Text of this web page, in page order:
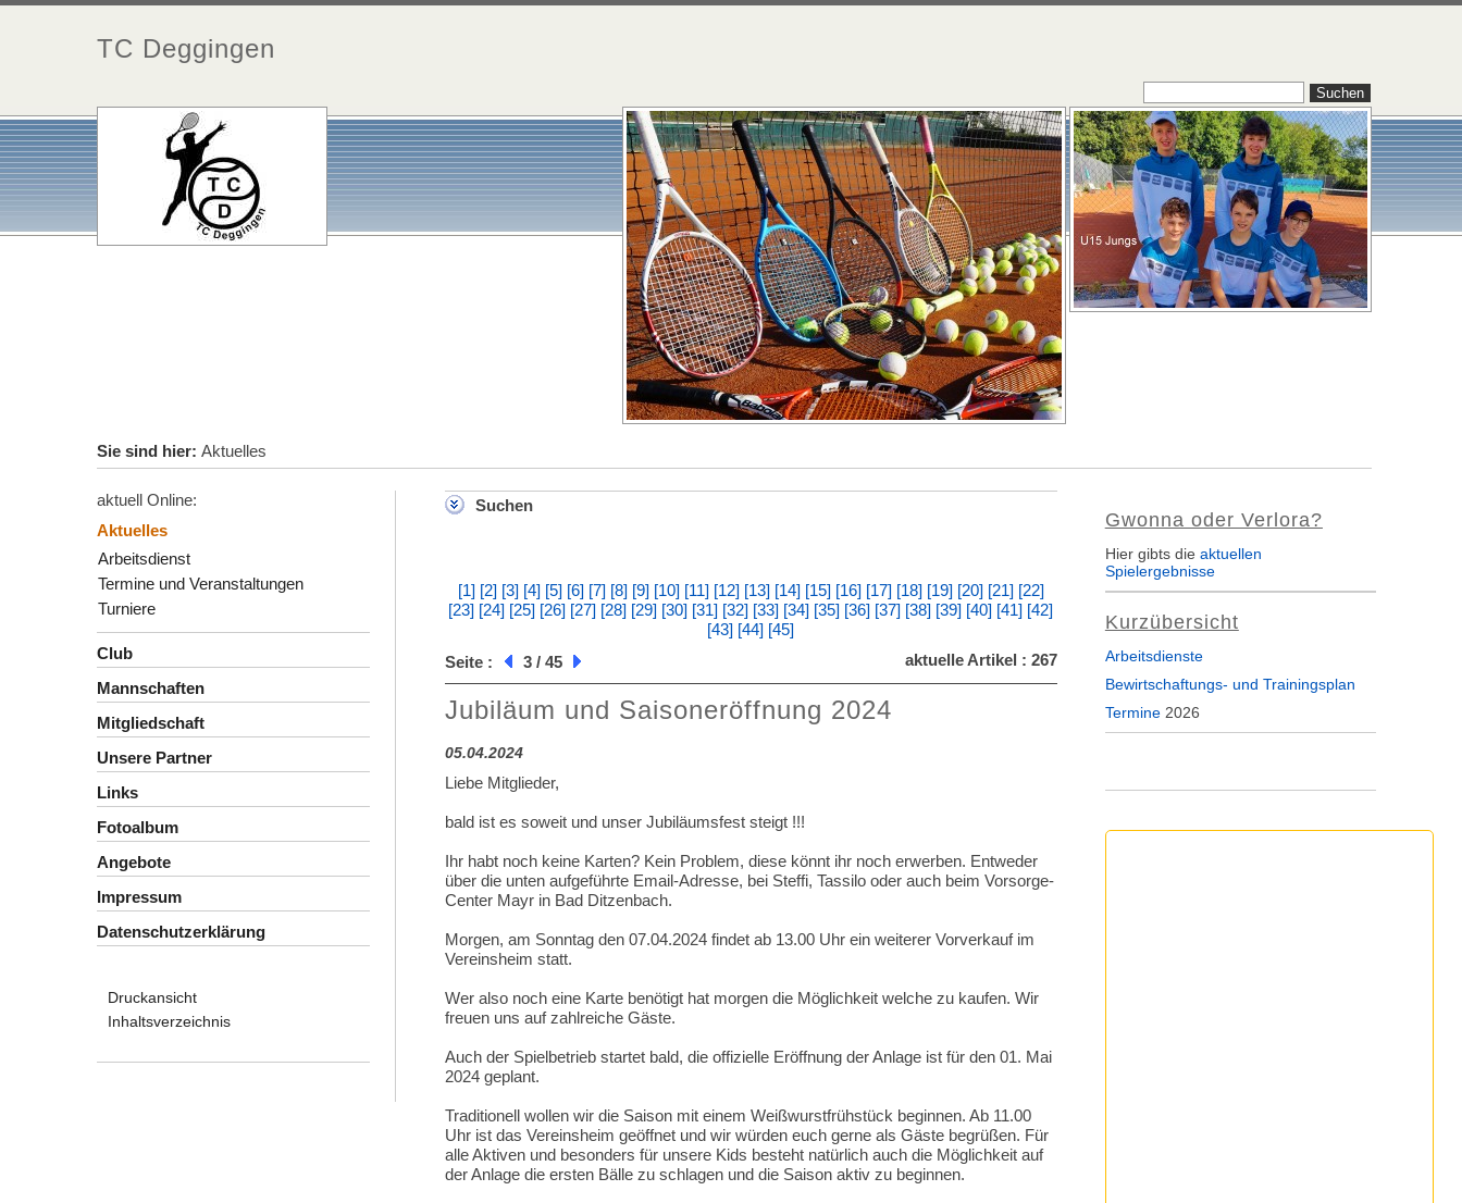
TC Deggingen
Sie sind hier:Aktuelles
aktuell Online:
Aktuelles
Arbeitsdienst
Termine und Veranstaltungen
Turniere
Club
Mannschaften
Mitgliedschaft
Unsere Partner
Links
Fotoalbum
Angebote
Impressum
Datenschutzerklärung
Druckansicht
Inhaltsverzeichnis
Suchen
[1] [2] [3] [4] [5] [6] [7] [8] [9] [10] [11] [12] [13] [14] [15] [16] [17] [18] [19] [20] [21] [22]
[23] [24] [25] [26] [27] [28] [29] [30] [31] [32] [33] [34] [35] [36] [37] [38] [39] [40] [41] [42]
[43] [44] [45]
aktuelle Artikel : 267
Seite : 3 / 45
Jubiläum und Saisoneröffnung 2024
05.04.2024
Liebe Mitglieder,
bald ist es soweit und unser Jubiläumsfest steigt !!!
Ihr habt noch keine Karten? Kein Problem, diese könnt ihr noch erwerben. Entweder
über die unten aufgeführte Email-Adresse, bei Steffi, Tassilo oder auch beim Vorsorge-
Center Mayr in Bad Ditzenbach.
Morgen, am Sonntag den 07.04.2024 findet ab 13.00 Uhr ein weiterer Vorverkauf im
Vereinsheim statt.
Wer also noch eine Karte benötigt hat morgen die Möglichkeit welche zu kaufen. Wir
freuen uns auf zahlreiche Gäste.
Auch der Spielbetrieb startet bald, die offizielle Eröffnung der Anlage ist für den 01. Mai
2024 geplant.
Traditionell wollen wir die Saison mit einem Weißwurstfrühstück beginnen. Ab 11.00
Uhr ist das Vereinsheim geöffnet und wir würden euch gerne als Gäste begrüßen. Für
alle Aktiven und besonders für unsere Kids besteht natürlich auch die Möglichkeit auf
der Anlage die ersten Bälle zu schlagen und die Saison aktiv zu beginnen.
Gwonna oder Verlora?
Hier gibts die aktuellen
Spielergebnisse
Kurzübersicht
Arbeitsdienste
Bewirtschaftungs- und Trainingsplan
Termine2026